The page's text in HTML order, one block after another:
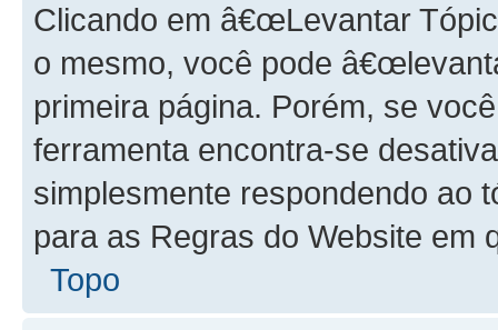
Clicando em â€œLevantar
o mesmo, você pode
primeira página. Porém, se
ferramenta encontra-se
simplesmente respondendo ao
para as Regras do Website em
Topo